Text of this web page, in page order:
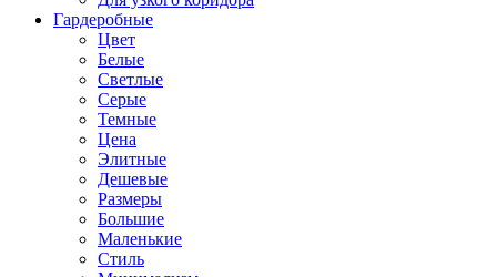
Гардеробные
Цвет
Белые
Светлые
Серые
Темные
Цена
Элитные
Дешевые
Размеры
Большие
Маленькие
Стиль